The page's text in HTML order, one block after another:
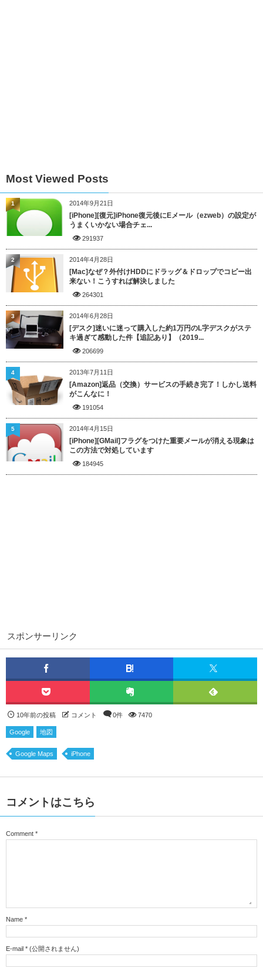
Most Viewed Posts
2014年9月21日
[iPhone][復元]iPhone復元後にEメール（ezweb）の設定が
うまくいかない場合チェ...
291937
1
2014年4月28日
[Mac]なぜ？外付けHDDにドラッグ＆ドロップでコピー出
来ない！こうすれば解決しました
264301
2
2014年6月28日
[デスク]迷いに迷って購入した約1万円のL字デスクがステ
キ過ぎて感動した件【追記あり】（2019...
206699
3
2013年7月11日
[Amazon]返品（交換）サービスの手続き完了！しかし送料
がこんなに！
191054
4
2014年4月15日
[iPhone][GMail]フラグをつけた重要メールが消える現象は
この方法で対処しています
184945
5
スポンサーリンク
10年前の投稿 コメント 0件 7470
Google 地図
Google Maps iPhone
コメントはこちら
Comment *
Name *
E-mail * (公開されません)